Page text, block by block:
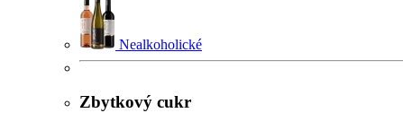
Nealkoholické
Zbytkový cukr